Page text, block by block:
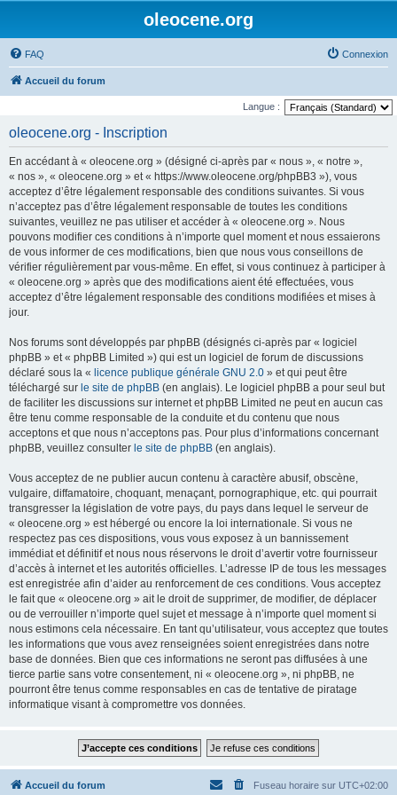
oleocene.org
FAQ Connexion
Accueil du forum
Langue :
oleocene.org - Inscription
En accédant à « oleocene.org » (désigné ci-après par « nous », « notre »,
« nos », « oleocene.org » et « https://www.oleocene.org/phpBB3 »), vous
acceptez d’être légalement responsable des conditions suivantes. Si vous
n’acceptez pas d’être légalement responsable de toutes les conditions
suivantes, veuillez ne pas utiliser et accéder à « oleocene.org ». Nous
pouvons modifier ces conditions à n’importe quel moment et nous essaierons
de vous informer de ces modifications, bien que nous vous conseillons de
vérifier régulièrement par vous-même. En effet, si vous continuez à participer à
« oleocene.org » après que des modifications aient été effectuées, vous
acceptez d’être légalement responsable des conditions modifiées et mises à
jour.
Nos forums sont développés par phpBB (désignés ci-après par « logiciel
phpBB » et « phpBB Limited ») qui est un logiciel de forum de discussions
déclaré sous la « licence publique générale GNU 2.0 » et qui peut être
téléchargé sur le site de phpBB (en anglais). Le logiciel phpBB a pour seul but
de faciliter les discussions sur internet et phpBB Limited ne peut en aucun cas
être tenu comme responsable de la conduite et du contenu que nous
acceptons et que nous n’acceptons pas. Pour plus d’informations concernant
phpBB, veuillez consulter le site de phpBB (en anglais).
Vous acceptez de ne publier aucun contenu à caractère abusif, obscène,
vulgaire, diffamatoire, choquant, menaçant, pornographique, etc. qui pourrait
transgresser la législation de votre pays, du pays dans lequel le serveur de
« oleocene.org » est hébergé ou encore la loi internationale. Si vous ne
respectez pas ces dispositions, vous vous exposez à un bannissement
immédiat et définitif et nous nous réservons le droit d’avertir votre fournisseur
d’accès à internet et les autorités officielles. L’adresse IP de tous les messages
est enregistrée afin d’aider au renforcement de ces conditions. Vous acceptez
le fait que « oleocene.org » ait le droit de supprimer, de modifier, de déplacer
ou de verrouiller n’importe quel sujet et message à n’importe quel moment si
nous estimons cela nécessaire. En tant qu’utilisateur, vous acceptez que toutes
les informations que vous avez renseignées soient enregistrées dans notre
base de données. Bien que ces informations ne seront pas diffusées à une
tierce partie sans votre consentement, ni « oleocene.org », ni phpBB, ne
pourront être tenus comme responsables en cas de tentative de piratage
informatique visant à compromettre vos données.
Accueil du forum Fuseau horaire sur UTC+02:00